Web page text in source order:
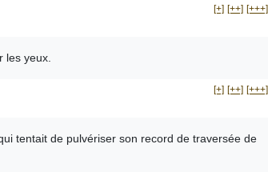
[+] [++] [+++]
les yeux.
[+] [++] [+++]
tentait de pulvériser son record de traversée de